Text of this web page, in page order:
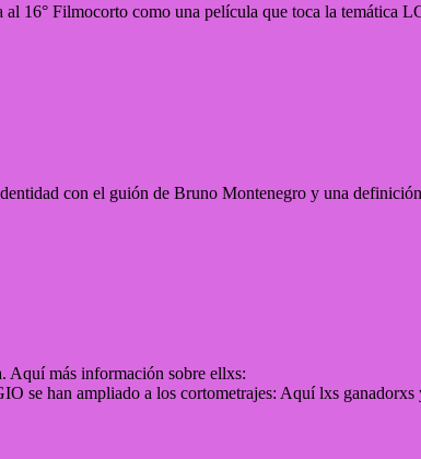
16° Filmocorto como una película que toca la temática
con el guión de Bruno Montenegro y una
más información sobre ellxs:
se han ampliado a los cortometrajes: Aquí lxs